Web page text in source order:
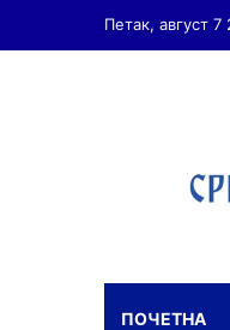
Петак, август 7
ПОЧЕТНА